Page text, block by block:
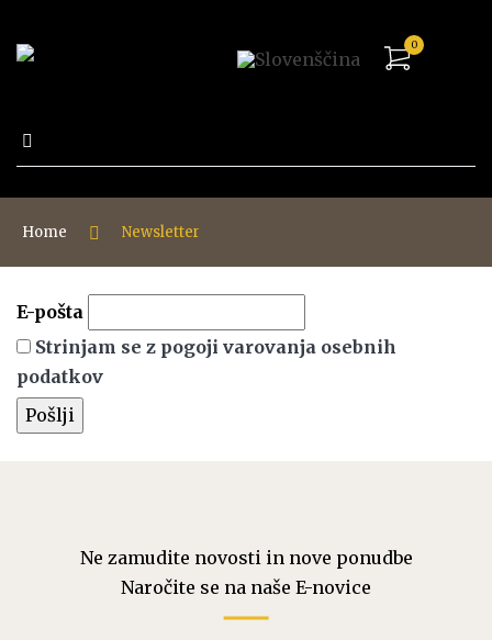
0
Home Newsletter
E-pošta
Strinjam se z pogoji varovanja osebnih
podatkov
Ne zamudite novosti in nove ponudbe
Naročite se na naše E-novice